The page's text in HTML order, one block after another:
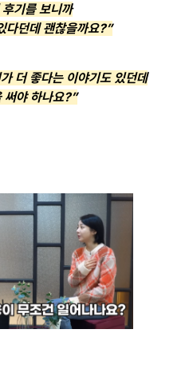
기를 보니까
다던데 괜찮을까요?”
더 좋다는 이야기도 있던데
써야 하나요?”